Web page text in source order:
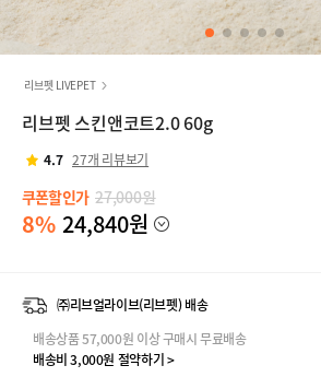
리브펫 LIVEPET
리브펫 스킨앤코트2.0 60g
4.7 27개 리뷰보기
쿠폰할인가 27,000원
8% 24,840원
㈜리브얼라이브(리브펫) 배송
배송상품 57,000원 이상 구매시 무료배송
배송비 3,000원 절약하기 >